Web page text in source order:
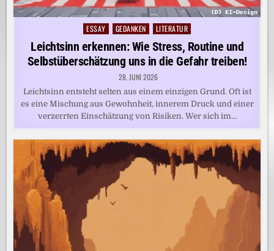
Posted
ESSAY GEDANKEN LITERATUR
Leichtsinn erkennen: Wie Stress, Routine und
Selbstüberschätzung uns in die Gefahr treiben!
28. JUNI 2026
Leichtsinn entsteht selten aus einem einzigen Grund. Oft ist
es eine Mischung aus Gewohnheit, innerem Druck und einer
verzerrten Einschätzung von Risiken. Wer sich im…